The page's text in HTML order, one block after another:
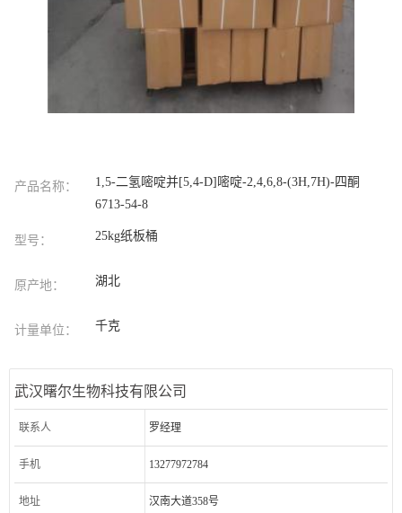
产品名称：
1,5-二氢嘧啶并[5,4-D]嘧啶-2,4,6,8-(3H,7H)-四酮
6713-54-8
型号： 25kg纸板桶
原产地： 湖北
计量单位： 千克
武汉曙尔生物科技有限公司
联系人 罗经理
手机 13277972784
地址 汉南大道358号